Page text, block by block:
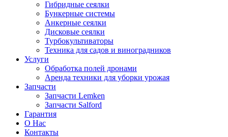
Гибридные сеялки
Бункерные системы
Анкерные сеялки
Дисковые сеялки
Турбокультиваторы
Техника для садов и виноградников
Услуги
Обработка полей дронами
Аренда техники для уборки урожая
Запчасти
Запчасти Lemken
Запчасти Salford
Гарантия
О Нас
Контакты